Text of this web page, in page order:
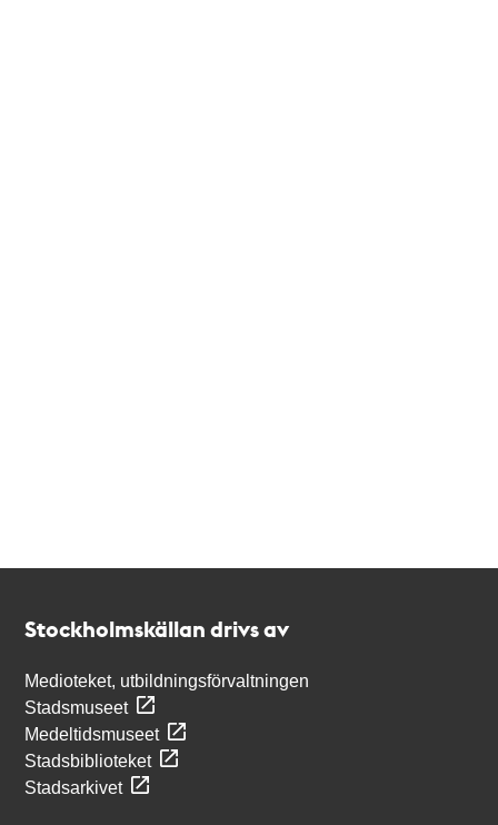
Stockholmskällan drivs av
Medioteket, utbildningsförvaltningen
Stadsmuseet
Medeltidsmuseet
Stadsbiblioteket
Stadsarkivet